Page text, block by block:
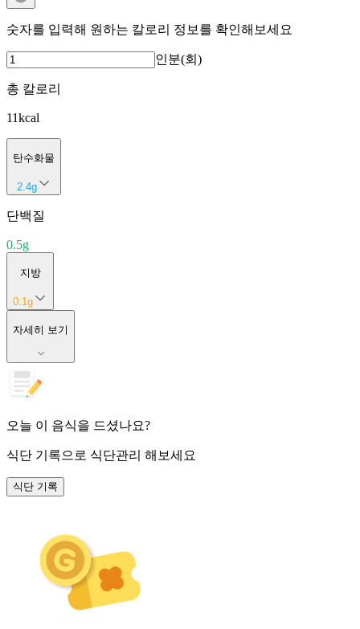
숫자를 입력해 원하는 칼로리 정보를 확인해보세요
인분(회)
총 칼로리
11kcal
탄수화물
2.4g
단백질
0.5g
지방
0.1 g
자세히 보기
오늘 이 음식을 드셨나요?
식단 기록으로 식단관리 해보세요
식단 기록